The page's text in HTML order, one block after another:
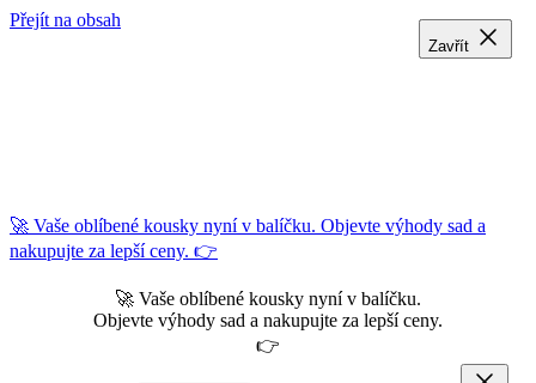
Přejít na obsah
🚀 Vaše oblíbené kousky nyní v balíčku. Objevte výhody sad a
nakupujte za lepší ceny. 👉
🚀 Vaše oblíbené kousky nyní v balíčku.
Objevte výhody sad a nakupujte za lepší ceny.
👉
Zavřít
Zavřít
Zavřít